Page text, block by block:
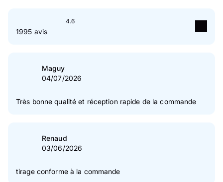
4.6
1995 avis
étoile(s)
étoile(s)
2 étoile(s)
Maguy
04/07/2026
Très bonne qualité et réception rapide de la commande
Renaud
03/06/2026
tirage conforme à la commande